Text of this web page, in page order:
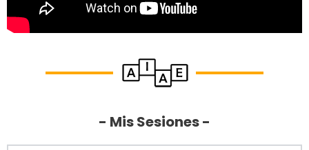
- Mis Sesiones -